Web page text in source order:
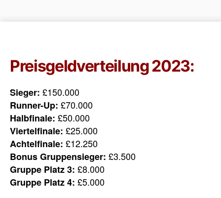
Preisgeldverteilung 2023:
Sieger: £150.000
Runner-Up: £70.000
Halbfinale: £50.000
Viertelfinale: £25.000
Achtelfinale: £12.250
Bonus Gruppensieger: £3.500
Gruppe Platz 3: £8.000
Gruppe Platz 4: £5.000